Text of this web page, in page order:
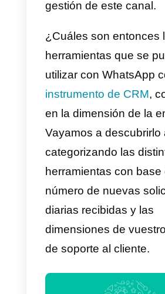
aplicaciones de
directacomo
frecuentemente
concepto de
la expectativa
respuesta por
pueda llegar más
con respecto a la
por ejemplo, el
24/7, puede